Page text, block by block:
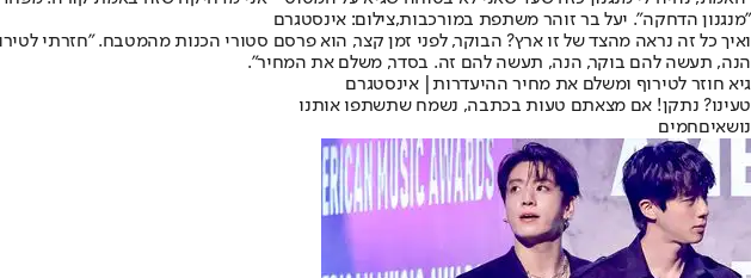
"מנגנון הדחקה". יעל בר זוהר משתפת במורכבות,צילום: אינסטגרם
ואיך כל זה נראה מהצד של זו ארץ? הבוקר, לפני זמן קצר, הוא פרסם סטורי הכנות מהמטבח. "חזרתי
הנה, תעשה להם בוקר, הנה, תעשה להם זה. בסדר, משלם את המחיר".
גיא חוזר לטירוף ומשלם את מחיר ההיעדרות| אינסטגרם
טעינו? נתקן! אם מצאתם טעות בכתבה, נשמח שתשתפו אותנו
נושאיםחמים